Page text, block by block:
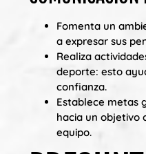
Fomenta un
a expresar sus
Realiza
deporte: esto
confianza.
Establece metas
hacia un objetivo
equipo.